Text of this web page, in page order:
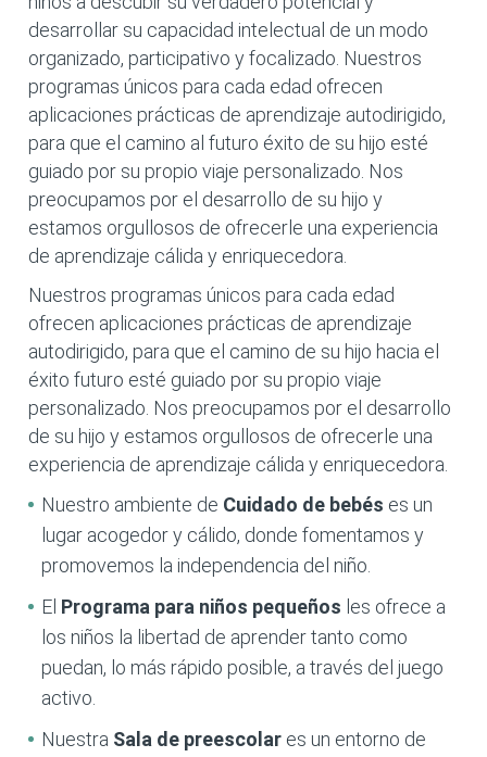
desarrollar su capacidad intelectual de un modo
organizado, participativo y focalizado. Nuestros
programas únicos para cada edad ofrecen
aplicaciones prácticas de aprendizaje autodirigido,
para que el camino al futuro éxito de su hijo esté
guiado por su propio viaje personalizado. Nos
preocupamos por el desarrollo de su hijo y
estamos orgullosos de ofrecerle una experiencia
de aprendizaje cálida y enriquecedora.
Nuestros programas únicos para cada edad
ofrecen aplicaciones prácticas de aprendizaje
autodirigido, para que el camino de su hijo hacia el
éxito futuro esté guiado por su propio viaje
personalizado. Nos preocupamos por el desarrollo
de su hijo y estamos orgullosos de ofrecerle una
experiencia de aprendizaje cálida y enriquecedora.
Nuestro ambiente de Cuidado de bebés es un
lugar acogedor y cálido, donde fomentamos y
promovemos la independencia del niño.
El Programa para niños pequeños les ofrece a
los niños la libertad de aprender tanto como
puedan, lo más rápido posible, a través del juego
activo.
Nuestra Sala de preescolar es un entorno de